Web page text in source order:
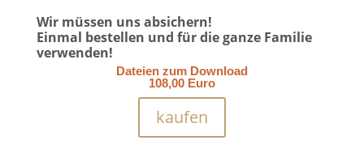
Wir müssen uns absichern!
Einmal bestellen und für die ganze Familie
verwenden!
Dateien zum Download
108,00 Euro
kaufen